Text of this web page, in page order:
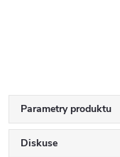
Parametry produktu
Diskuse